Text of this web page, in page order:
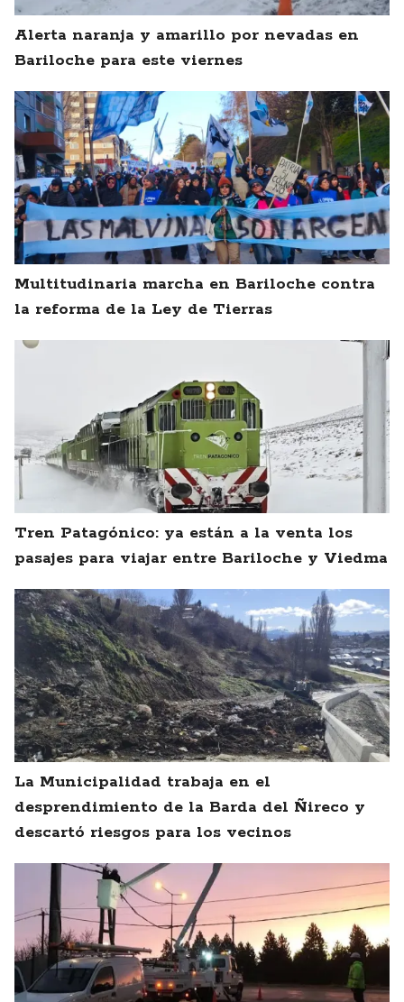
Alerta naranja y amarillo por nevadas en
Bariloche para este viernes
Multitudinaria marcha en Bariloche contra
la reforma de la Ley de Tierras
Tren Patagónico: ya están a la venta los
pasajes para viajar entre Bariloche y Viedma
La Municipalidad trabaja en el
desprendimiento de la Barda del Ñireco y
descartó riesgos para los vecinos